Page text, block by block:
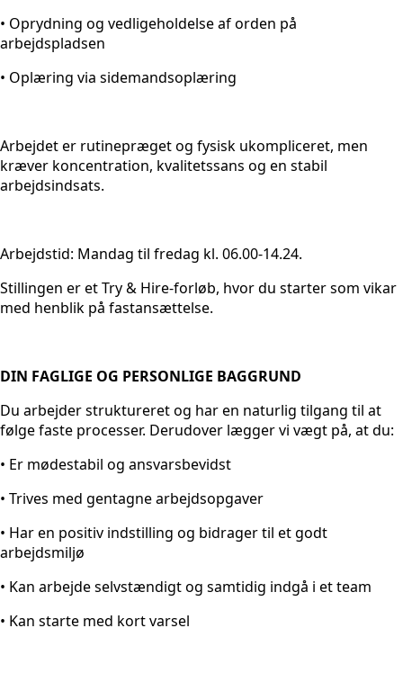
• Oprydning og vedligeholdelse af orden på
arbejdspladsen
• Oplæring via sidemandsoplæring
Arbejdet er rutinepræget og fysisk ukompliceret, men
kræver koncentration, kvalitetssans og en stabil
arbejdsindsats.
Arbejdstid: Mandag til fredag kl. 06.00-14.24.
Stillingen er et Try & Hire-forløb, hvor du starter som vikar
med henblik på fastansættelse.
DIN FAGLIGE OG PERSONLIGE BAGGRUND
Du arbejder struktureret og har en naturlig tilgang til at
følge faste processer. Derudover lægger vi vægt på, at du:
• Er mødestabil og ansvarsbevidst
• Trives med gentagne arbejdsopgaver
• Har en positiv indstilling og bidrager til et godt
arbejdsmiljø
• Kan arbejde selvstændigt og samtidig indgå i et team
• Kan starte med kort varsel